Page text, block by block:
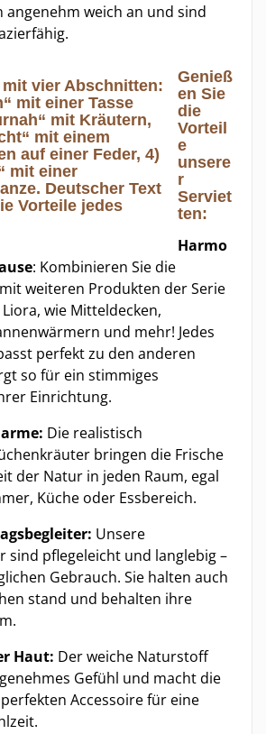
angenehm weich an und sind
Genieß
en Sie
die
Vorteil
e
unsere
r
Serviet
ten:
Harmo
: Kombinieren Sie die
weiteren Produkten der Serie
wie Mitteldecken,
und mehr! Jedes
perfekt zu den anderen
so für ein stimmiges
Einrichtung.
Die realistisch
bringen die Frische
der Natur in jeden Raum, egal
Küche oder Essbereich.
Unsere
sind pflegeleicht und langlebig –
Gebrauch. Sie halten auch
stand und behalten ihre
Haut: Der weiche Naturstoff
Gefühl und macht die
Accessoire für eine